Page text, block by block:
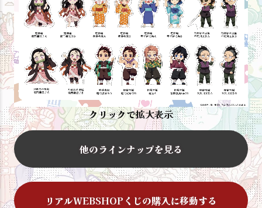
クリックで拡大表示
他のラインナップを見る
リアルWEBSHOPくじの購入に移動する